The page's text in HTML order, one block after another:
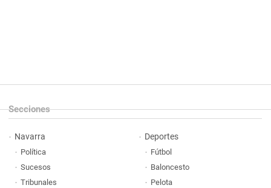
Secciones
Navarra
Política
Sucesos
Tribunales
Deportes
Fútbol
Baloncesto
Pelota